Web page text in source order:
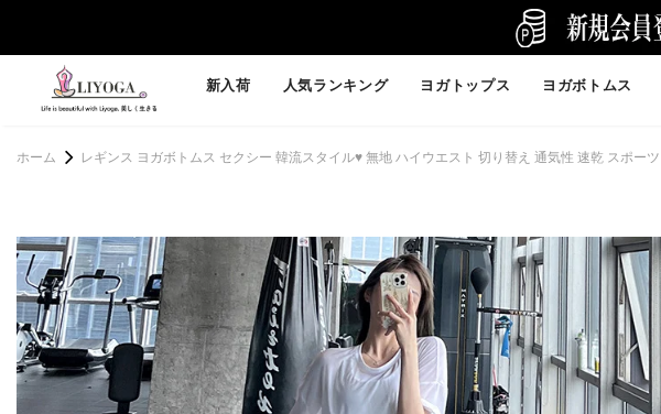
新入荷 人気ランキング ヨガトップス ヨガボトムス
ホーム レギンス ヨガボトムス セクシー 韓流スタイル♥ 無地 ハイウエスト 切り替え 通気性 速乾 スポ